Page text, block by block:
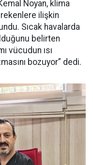
Noyan, klima
ilişkin
Sıcak havalarda
belirten
vücudun ısı
bozuyor” dedi.